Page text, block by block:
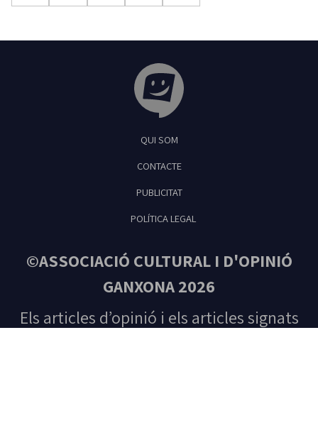
Feliu de Guíxols
QUI SOM
CONTACTE
PUBLICITAT
POLÍTICA LEGAL
©ASSOCIACIÓ CULTURAL I D'OPINIÓ
GANXONA 2026
Els articles d’opinió i els articles signats